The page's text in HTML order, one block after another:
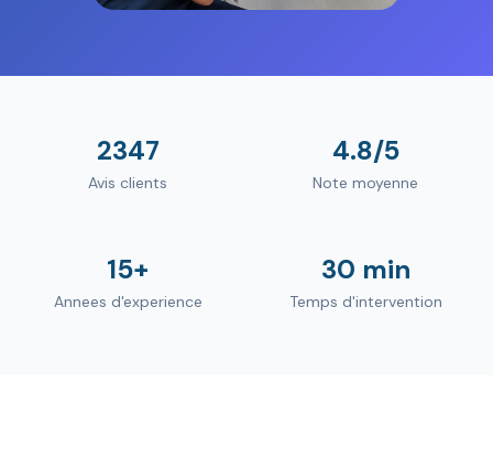
2347
Avis clients
4.8/5
Note moyenne
15+
Annees d'experience
30 min
Temps d'intervention